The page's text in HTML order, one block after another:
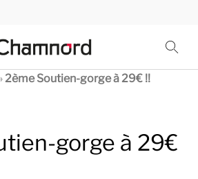
2ème Soutien-gorge à 29€ !!
gorge à 29€
cookies